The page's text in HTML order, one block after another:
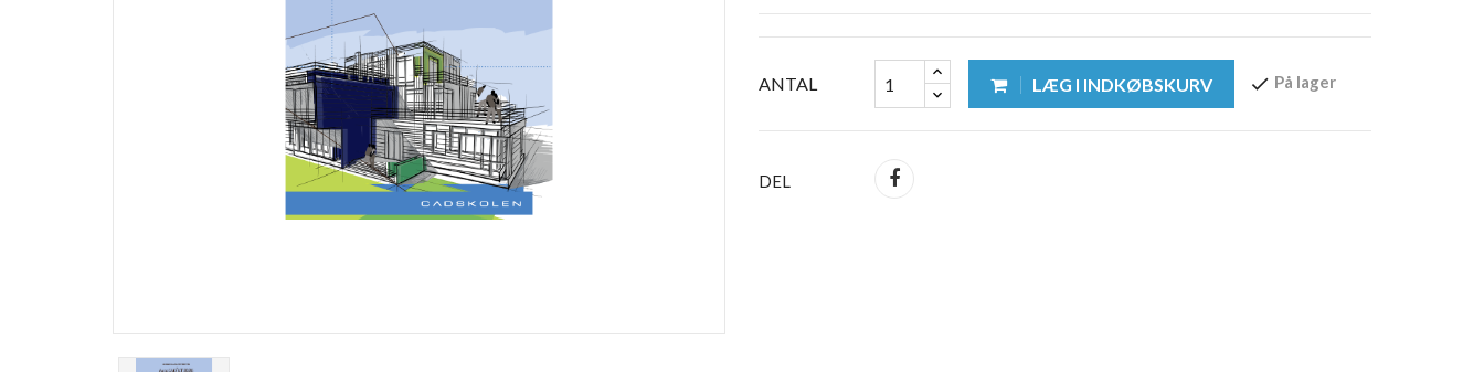
ANTAL LÆG I INDKØBSKURV check På lager
DEL